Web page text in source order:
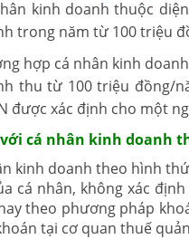
kinh doanh thuộc
trong năm từ 100 triệu
hợp cá nhân kinh
thu từ 100 triệu đồng/
được xác định cho một
cá nhân kinh doanh
kinh doanh theo hình
cá nhân, không xác
theo phương pháp
tại cơ quan thuế